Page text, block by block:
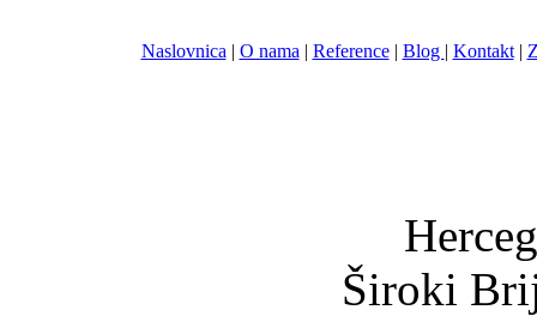
Naslovnica | O nama | Reference| Blog | Kontakt|
Široki